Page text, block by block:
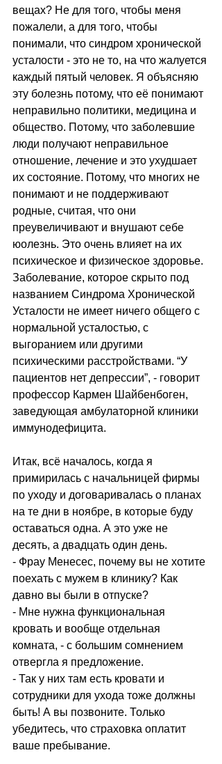
вещах? Не для того, чтобы меня
пожалели, а для того, чтобы
понимали, что синдром хронической
усталости - это не то, на что жалуется
каждый пятый человек. Я объясняю
эту болезнь потому, что её понимают
неправильно политики, медицина и
общество. Потому, что заболевшие
люди получают неправильное
отношение, лечение и это ухудшает
их состояние. Потому, что многих не
понимают и не поддерживают
родные, считая, что они
преувеличивают и внушают себе
юолезнь. Это очень влияет на их
психическое и физическое здоровье.
Заболевание, которое скрыто под
названием Синдрома Хронической
Усталости не имеет ничего общего с
нормальной усталостью, с
выгоранием или другими
психическими расстройствами. “У
пациентов нет депрессии”, - говорит
профессор Кармен Шайбенбоген,
заведующая амбулаторной клиники
иммунодефицита.
Итак, всё началось, когда я
примирилась с начальницей фирмы
по уходу и договаривалась о планах
на те дни в ноябре, в которые буду
оставаться одна. А это уже не
десять, а двадцать один день.
- Фрау Менесес, почему вы не хотите
поехать с мужем в клинику? Как
давно вы были в отпуске?
- Мне нужна функциональная
кровать и вообще отдельная
комната, - с большим сомнением
отвергла я предложение.
- Так у них там есть кровати и
сотрудники для ухода тоже должны
быть! А вы позвоните. Только
убедитесь, что страховка оплатит
ваше пребывание.